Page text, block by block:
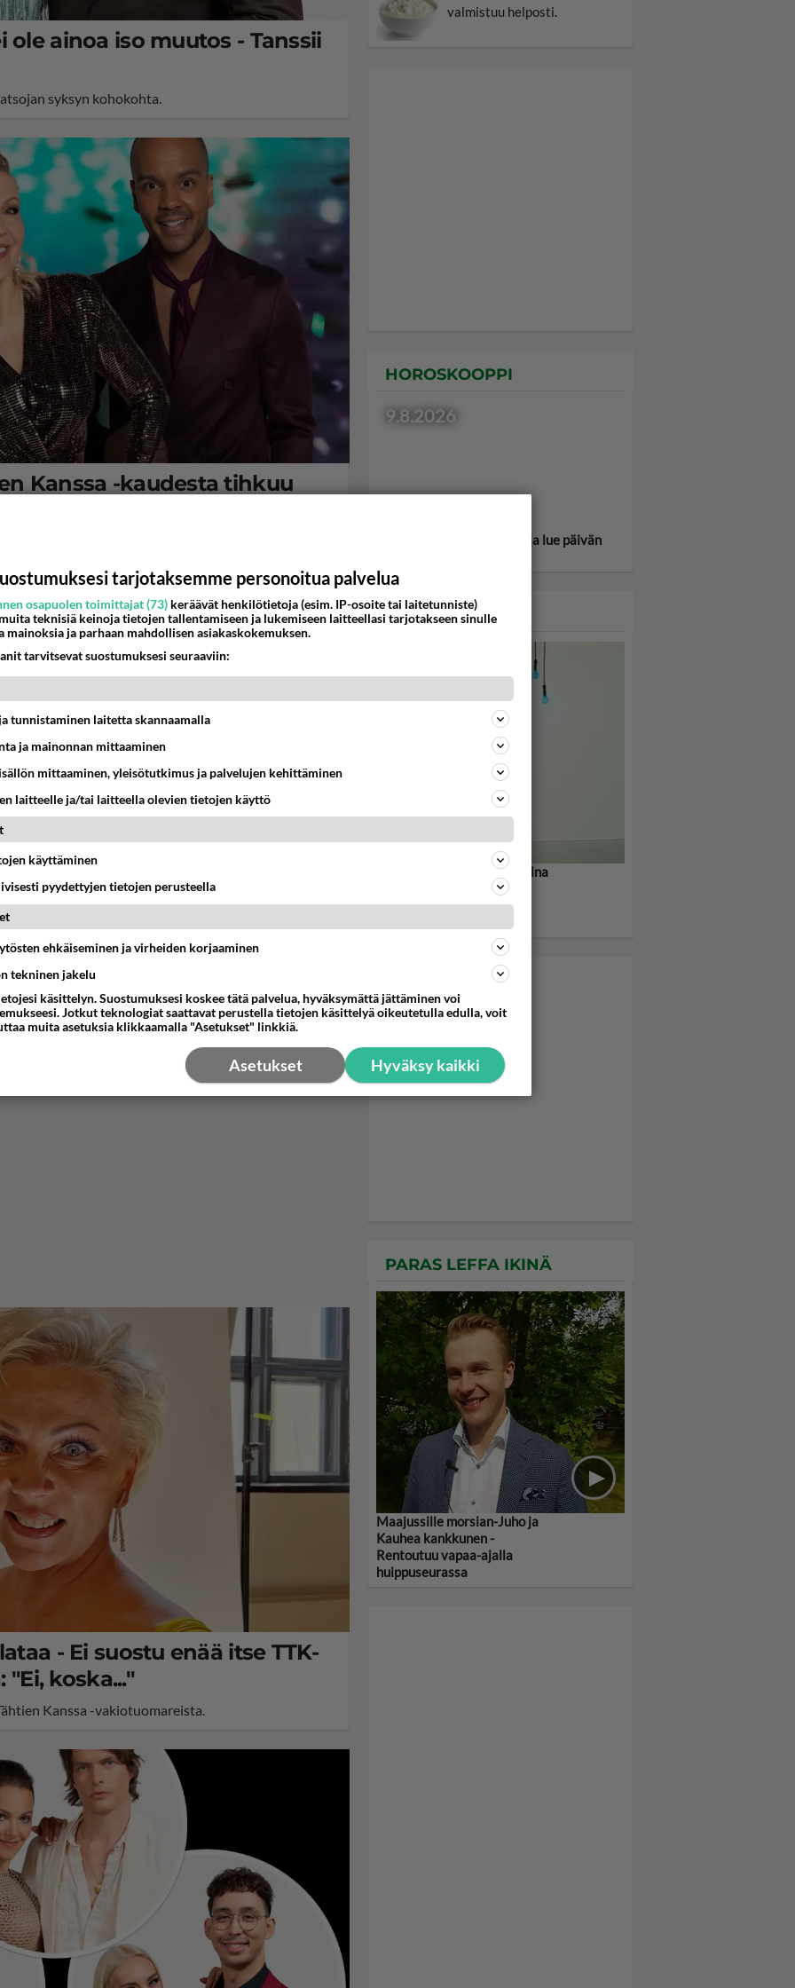
ainoa iso muutos - Tanssii
syksyn kohokohta.
Kanssa -kaudesta tihkuu
Kanssa -ohjelmaan - Yksi
TTK-kaudesta.
- Ei suostu enää itse TTK-
koska..."
Kanssa -vakiotuomareista.
valmistuu helposti.
HOROSKOOPPI
9.8.2026
Valitse oma tähtimerkkisi ja lue päivän
KASARI
Flashdance oli tuhkomotarina
MTV-sukupolvelle - Uusi
naistyyppi oli itsenäinen ja
PARAS LEFFA IKINÄ
Maajussille morsian-Juho ja
Kauhea kankkunen -
Rentoutuu vapaa-ajalla
huippuseurassa
tarjotaksemme personoitua palvelua
osapuolen toimittajat (73) keräävät henkilötietoja (esim. IP-osoite tai laitetunniste)
teknisiä keinoja tietojen tallentamiseen ja lukemiseen laitteellasi tarjotakseen sinulle
ja parhaan mahdollisen asiakaskokemuksen.
tarvitsevat suostumuksesi seuraaviin:
tunnistaminen laitetta skannaamalla
ja mainonnan mittaaminen
mittaaminen, yleisötutkimus ja palvelujen kehittäminen
laitteelle ja/tai laitteella olevien tietojen käyttö
käyttäminen
pyydettyjen tietojen perusteella
ehkäiseminen ja virheiden korjaaminen
tekninen jakelu
käsittelyn. Suostumuksesi koskee tätä palvelua, hyväksymättä jättäminen voi
Jotkut teknologiat saattavat perustella tietojen käsittelyä oikeutetulla edulla, voit
muita asetuksia klikkaamalla "Asetukset" linkkiä.
Hyväksy kaikki
Asetukset